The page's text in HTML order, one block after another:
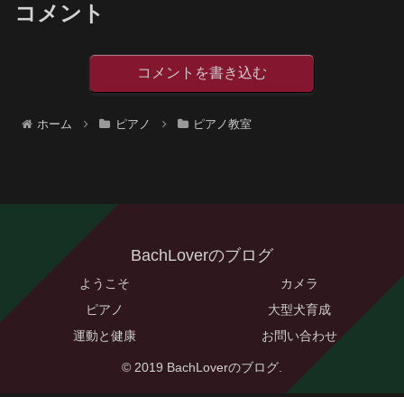
コメント
コメントを書き込む
ホーム ピアノ ピアノ教室
BachLoverのブログ
ようこそ
カメラ
ピアノ
大型犬育成
運動と健康
お問い合わせ
© 2019 BachLoverのブログ.